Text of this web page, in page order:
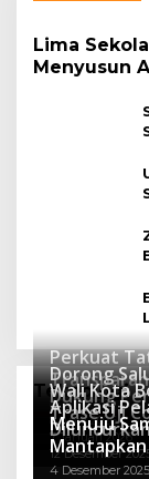
Lima
Menyusun
Teknologi
Perkuat
Luncurkan
8 Juli 2026
Dorong
Dukung
8 April 2026
Wali Kota
Trase Uji
7 Januari 2026
Aplikasi
Lebih
12 Desember
Menuju
Mantapkan
4 Desember 2025